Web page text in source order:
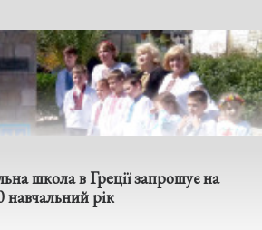
школа в Греції запрошує на
рік